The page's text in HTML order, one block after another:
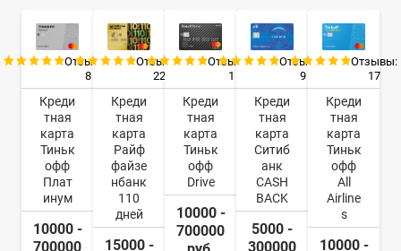
Отзывы:
8
Креди
тная
карта
Тиньк
офф
Плат
инум
10000 -
700000
Отзывы:
22
Креди
тная
карта
Райф
файзе
нбанк
110
дней
15000 -
Отзывы:
1
Креди
тная
карта
Тиньк
офф
Drive
10000 -
700000
Отзывы:
9
Креди
тная
карта
Ситиб
анк
CASH
BACK
5000 -
300000
Отзывы:
17
Креди
тная
карта
Тиньк
офф
All
Airline
s
10000 -